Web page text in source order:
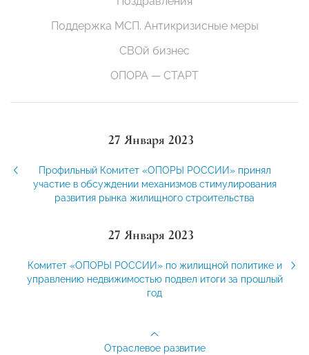
Поддержка МСП. Антикризисные меры
СВОй бизнес
ОПОРА — СТАРТ
27 Января 2023
Профильный Комитет «ОПОРЫ РОССИИ» принял
участие в обсуждении механизмов стимулирования
развития рынка жилищного строительства
27 Января 2023
Комитет «ОПОРЫ РОССИИ» по жилищной политике и
управлению недвижимостью подвел итоги за прошлый
год
Отраслевое развитие